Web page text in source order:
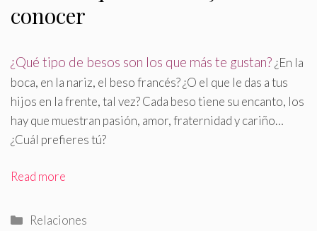
conocer
¿Qué tipo de besos son los que más te gustan?¿En la
boca, en la nariz, el beso francés? ¿O el que le das a tus
hijos en la frente, tal vez? Cada beso tiene su encanto, los
hay que muestran pasión, amor, fraternidad y cariño…
¿Cuál prefieres tú?
Read more
Categorías
Relaciones